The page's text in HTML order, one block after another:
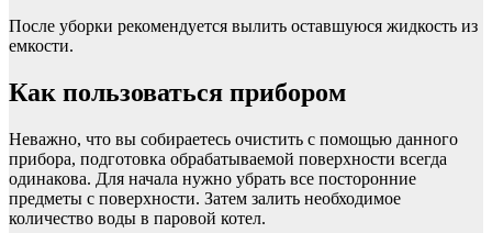
После уборки рекомендуется вылить оставшуюся жидкость из
емкости.
Как пользоваться прибором
Неважно, что вы собираетесь очистить с помощью данного
прибора, подготовка обрабатываемой поверхности всегда
одинакова. Для начала нужно убрать все посторонние
предметы с поверхности. Затем залить необходимое
количество воды в паровой котел.